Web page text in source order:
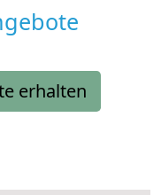
erhalten